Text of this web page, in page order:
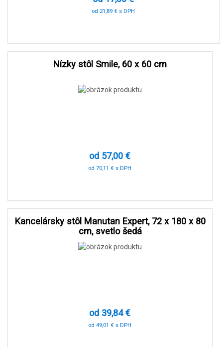
od 21,89 € s DPH
Nízky stôl Smile, 60 x 60 cm
od 57,00 €
od 70,11 € s DPH
Kancelársky stôl Manutan Expert, 72 x 180 x 80
cm, svetlo šedá
od 39,84 €
od 49,01 € s DPH